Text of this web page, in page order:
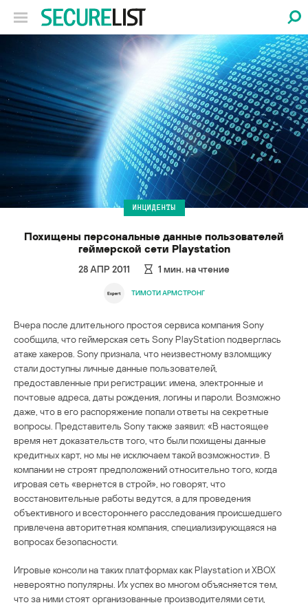
ИНЦИДЕНТЫ
Похищены персональные данные пользователей
геймерской сети Playstation
28 АПР 2011 1 мин. на чтение
ТИМОТИ АРМСТРОНГ
Вчера после длительного простоя сервиса компания Sony
сообщила, что геймерская сеть Sony PlayStation подверглась
атаке хакеров. Sony признала, что неизвестному взломщику
стали доступны личные данные пользователей,
предоставленные при регистрации: имена, электронные и
почтовые адреса, даты рождения, логины и пароли. Возможно
даже, что в его распоряжение попали ответы на секретные
вопросы. Представитель Sony также заявил: «В настоящее
время нет доказательств того, что были похищены данные
кредитных карт, но мы не исключаем такой возможности». В
компании не строят предположений относительно того, когда
игровая сеть «вернется в строй», но говорят, что
восстановительные работы ведутся, а для проведения
объективного и всестороннего расследования происшедшего
привлечена авторитетная компания, специализирующаяся на
вопросах безопасности.
Игровые консоли на таких платформах как Playstation и XBOX
невероятно популярны. Их успех во многом объясняется тем,
что за ними стоят организованные производителями сети,